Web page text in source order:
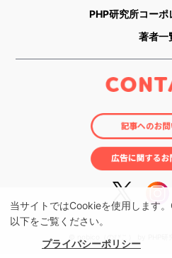
当サイトではCookieを使用します
以下をご覧ください。
プライバシーポリシー
PHP研究所コーポ
著者一
© nobico（のびこ） by PHP